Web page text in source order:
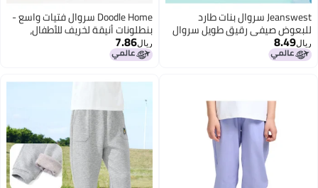
Jeanswest سروال بنات طارد
صيفي رقيق طويل سروال
كبير للأطفال قابل للتمدد
سروال بطبعة نباتية غير
Doodle Home سروال فتيات واسع -
بنطلونات أنيقة لخريف للأطفال،
بنطلونات طويلة غير رسمية للبنات
الصغيرات
7.86